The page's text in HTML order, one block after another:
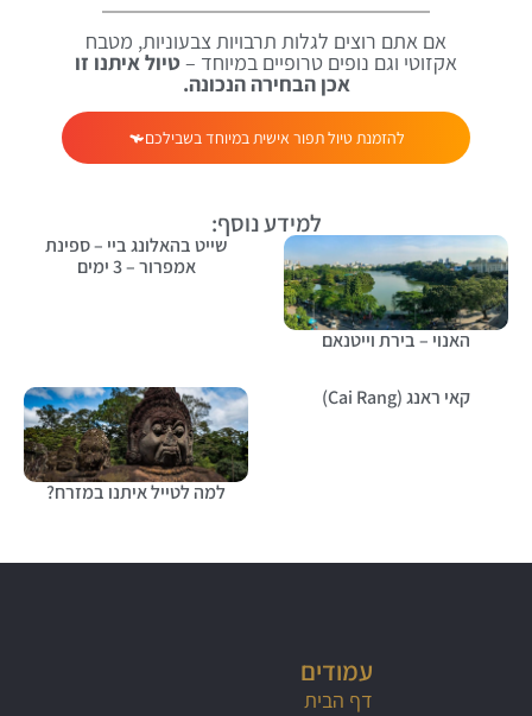
אם אתם רוצים לגלות תרבויות צבעוניות, מטבח
אקזוטי וגם נופים טרופיים במיוחד –טיול איתנו זו
אכן הבחירה הנכונה.
להזמנת טיול תפור אישית במיוחד בשבילכם
למידע נוסף:
האנוי – בירת וייטנאם
שייט בהאלונג ביי – ספינת
אמפרור – 3 ימים
קאי ראנג (Cai Rang)
למה לטייל איתנו במזרח?
עמודים
דף הבית